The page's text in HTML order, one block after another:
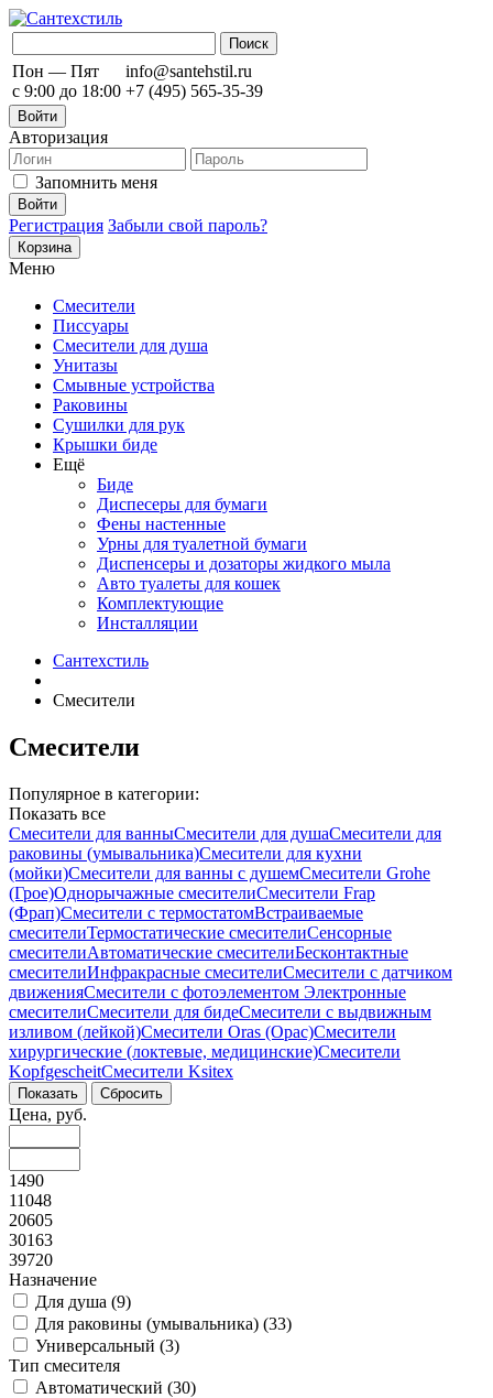
Пон — Пят
с 9:00 до 18:00
info@santehstil.ru
+7 (495) 565-35-39
Войти
Авторизация
Запомнить меня
Регистрация Забыли свой пароль?
Корзина
Меню
Смесители
Писсуары
Смесители для душа
Унитазы
Смывные устройства
Раковины
Сушилки для рук
Крышки биде
Ещё
Биде
Диспесеры для бумаги
Фены настенные
Урны для туалетной бумаги
Диспенсеры и дозаторы жидкого мыла
Авто туалеты для кошек
Комплектующие
Инсталляции
Сантехстиль
Смесители
Смесители
Популярное в категории:
Показать все
Смесители для ванныСмесители для душаСмесители для
раковины (умывальника)Смесители для кухни
(мойки)Смесители для ванны с душемСмесители Grohe
(Грое)Однорычажные смесителиСмесители Frap
(Фрап)Смесители с термостатомВстраиваемые
смесителиТермостатические смесителиСенсорные
смесителиАвтоматические смесителиБесконтактные
смесителиИнфракрасные смесителиСмесители с датчиком
движенияСмесители с фотоэлементом Электронные
смесителиСмесители для бидеСмесители с выдвижным
изливом (лейкой)Смесители Oras (Орас)Смесители
хирургические (локтевые, медицинские)Смесители
KopfgescheitСмесители Ksitex
Цена, руб.
1490
11048
20605
30163
39720
Назначение
Для душа (9)
Для раковины (умывальника) (33)
Универсальный (3)
Тип смесителя
Автоматический (30)